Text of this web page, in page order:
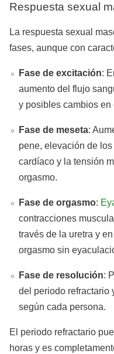
Respuesta sexual
La respuesta sexual
fases, aunque con
Fase de excitación:
aumento del flujo
y posibles cambios en
Fase de meseta:
pene, elevación de
cardíaco y la tensión
orgasmo.
Fase de orgasmo:
contracciones
través de la uretra y
orgasmo sin
Fase de resolución:
del periodo refractario
según cada persona.
El periodo refractario
horas y es